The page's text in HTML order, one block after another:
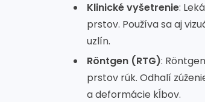
Klinické vyšetrenie:
prstov. Používa sa aj
uzlín.
Röntgen (RTG):
prstov rúk. Odhalí
a deformácie kĺbov.